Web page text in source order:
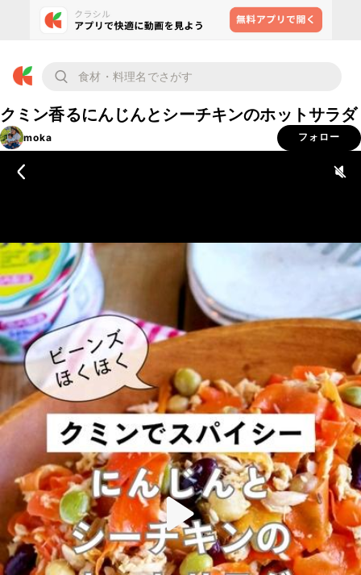
クミン香るにんじんとシーチキンのホットサラダ
moka フォロー